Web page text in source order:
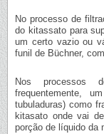
No processo de
do kitassato para
um certo vazio ou
funil de Büchner,
Nos processos
frequentemente,
tubuladuras) como
kitasato onde vai
porção de líquido da